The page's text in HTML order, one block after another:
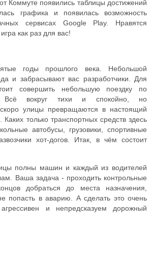
Коммуте появились таблицы достижений
графика и появилась возможность
сервисах Google Play. Нравятся
как раз для вас!
годы прошлого века. Небольшой
и забрасывают вас разработчики. Для
совершить небольшую поездку по
Всё вокруг тихи и спокойно, но
улицы превращаются в настоящий
только транспортных средств здесь
автобусы, грузовики, спортивные
хот-догов. Итак, в чём состоит
полны машин и каждый из водителей
Ваша задача - проходить контрольные
добраться до места назначения,
попасть в аварию. А сделать это очень
и непредсказуем дорожный